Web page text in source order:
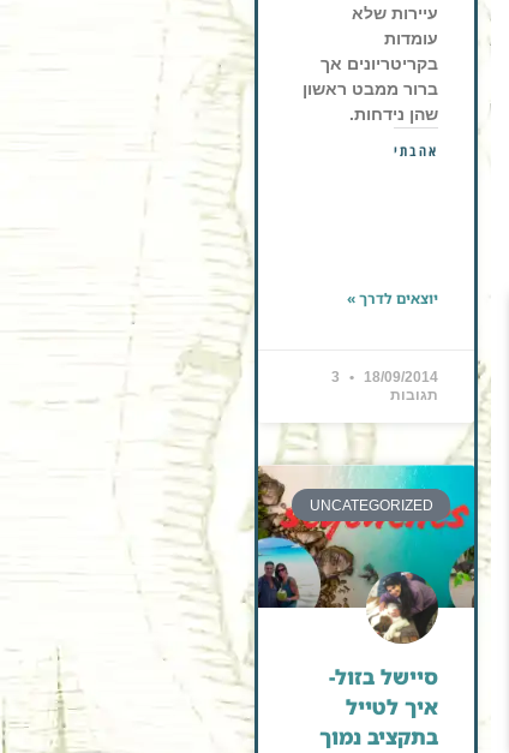
עיירות שלא
עומדות
בקריטריונים אך
ברור ממבט ראשון
שהן נידחות.
אהבתי
יוצאים לדרך »
18/09/2014
3
תגובות
UNCATEGORIZED
סיישל בזול-
איך לטייל
בתקציב נמוך